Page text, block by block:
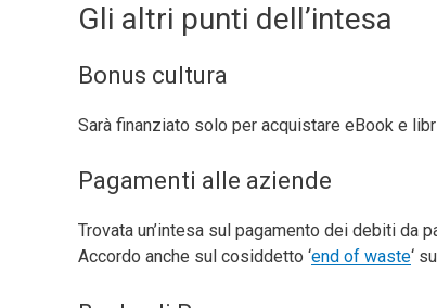
Gli altri punti dell’intesa
Bonus cultura
Sarà finanziato solo per acquistare eBook e
Pagamenti alle aziende
Trovata un’intesa sul pagamento dei debiti
Accordo anche sul cosiddetto ‘end of waste‘